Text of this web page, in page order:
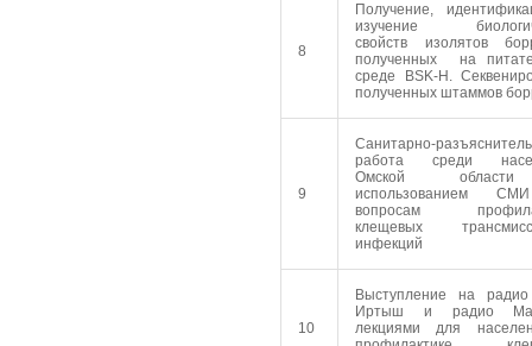
8
Получение,
изучение
свойств изолятов
полученных на
среде BSK-H.
полученных штаммов
9
Санитарно-
работа среди
Омской
использованием
вопросам
клещевых
инфекций
10
Выступление на
Иртыш и радио
лекциями для